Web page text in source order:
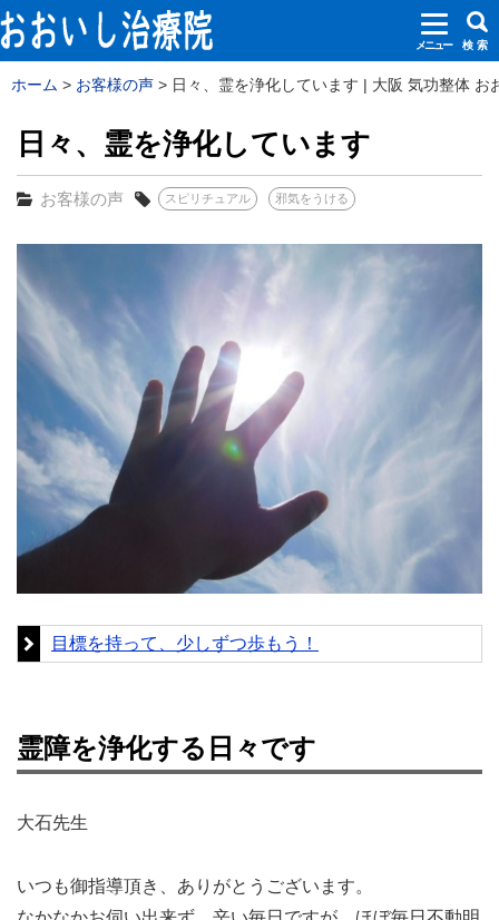
メニュー 検 索
ホーム お客様の声 日々、霊を浄化しています | 大阪 気功整体 お
日々、霊を浄化しています
お客様の声 スピリチュアル 邪気をうける
目標を持って、少しずつ歩もう！
霊障を浄化する日々です
大石先生
いつも御指導頂き、ありがとうございます。